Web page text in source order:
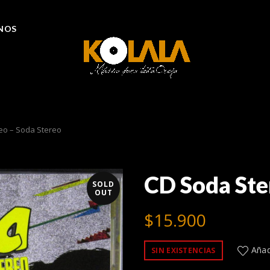
– Soda Stereo
SOLD
OUT
CD Soda
$15.900
SIN EXISTENCIAS